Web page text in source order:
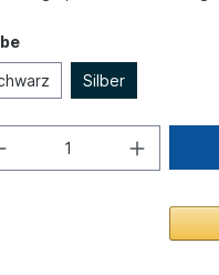
Silber